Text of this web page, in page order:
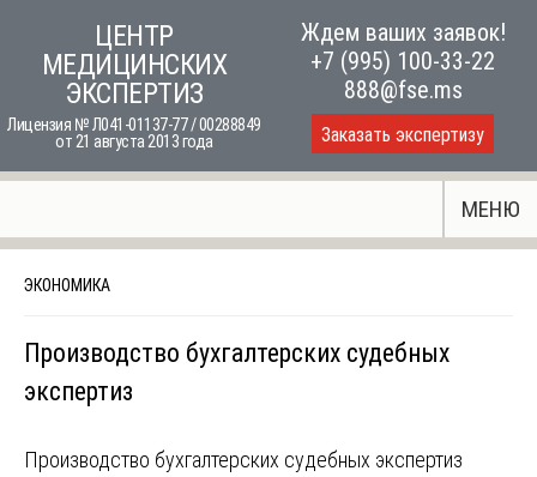
content
ЦЕНТР
МЕДИЦИНСКИХ
ЭКСПЕРТИЗ
Лицензия № Л041-01137-77 / 00288849
от 21 августа 2013 года
Ждем ваших заявок!
+7 (995) 100-33-22
888@fse.ms
Заказать экспертизу
МЕНЮ
ЭКОНОМИКА
Производство бухгалтерских судебных
экспертиз
Производство бухгалтерских судебных экспертиз